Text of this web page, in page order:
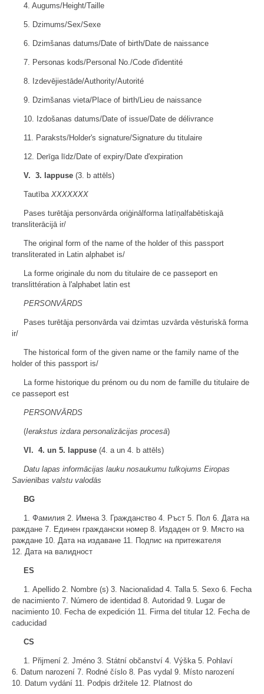
4. Augums/Height/Taille
5. Dzimums/Sex/Sexe
6. Dzimšanas datums/Date of birth/Date de naissance
7. Personas kods/Personal No./Code d'identité
8. Izdevējiestāde/Authority/Autorité
9. Dzimšanas vieta/Place of birth/Lieu de naissance
10. Izdošanas datums/Date of issue/Date de délivrance
11. Paraksts/Holder's signature/Signature du titulaire
12. Derīga līdz/Date of expiry/Date d'expiration
V. 3. lappuse (3. b attēls)
Tautība XXXXXXX
Pases turētāja personvārda oriģinālforma latīņalfabētiskajā
transliterācijā ir/
The original form of the name of the holder of this passport
transliterated in Latin alphabet is/
La forme originale du nom du titulaire de ce passeport en
translittération à l'alphabet latin est
PERSONVĀRDS
Pases turētāja personvārda vai dzimtas uzvārda vēsturiskā forma
ir/
The historical form of the given name or the family name of the
holder of this passport is/
La forme historique du prénom ou du nom de famille du titulaire de
ce passeport est
PERSONVĀRDS
(Ierakstus izdara personalizācijas procesā)
VI. 4. un 5. lappuse (4. a un 4. b attēls)
Datu lapas informācijas lauku nosaukumu tulkojums Eiropas
Savienības valstu valodās
BG
1. Фамилия 2. Имена 3. Гражданство 4. Ръст 5. Пол 6. Дата на
раждане 7. Единен граждански номер 8. Издаден от 9. Място на
раждане 10. Дата на издаване 11. Подпис на притежателя
12. Дата на валидност
ES
1. Apellido 2. Nombre (s) 3. Nacionalidad 4. Talla 5. Sexo 6. Fecha
de nacimiento 7. Número de identidad 8. Autoridad 9. Lugar de
nacimiento 10. Fecha de expedición 11. Firma del titular 12. Fecha de
caducidad
CS
1. Přijmení 2. Jméno 3. Státní občanství 4. Výška 5. Pohlaví
6. Datum narození 7. Rodné číslo 8. Pas vydal 9. Místo narození
10. Datum vydání 11. Podpis držitele 12. Platnost do